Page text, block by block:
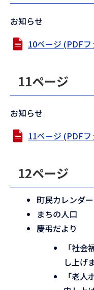
お知らせ
10ページ (PDF
11ページ
お知らせ
11ページ (PDF
12ページ
町民カレンダー
まちの人口
慶弔だより
「社
し上げ
「老